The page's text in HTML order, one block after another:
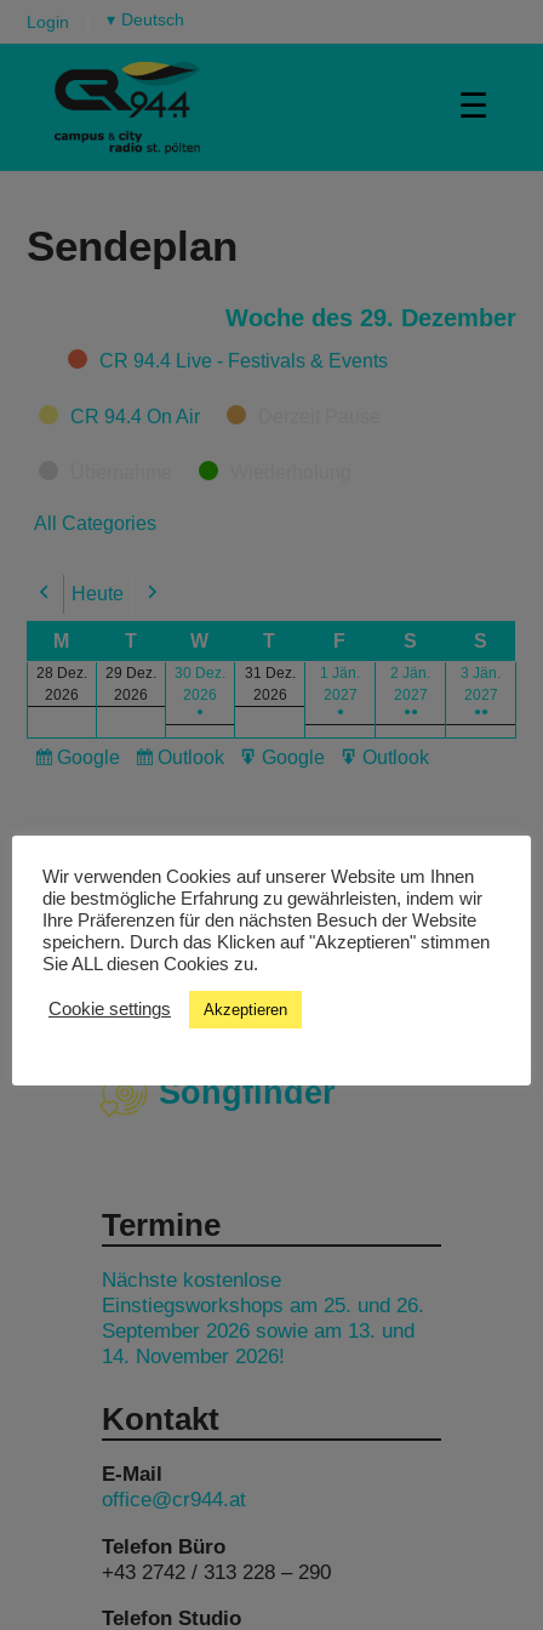
Login ▾
☰
Sendeplan
Woche des 29. Dezember
CategoriesCR 94.4 Live - Festivals & Events
CR 94.4 On Air
All Categories
Previous
Heute Next
M T W T F S S
28 Dez.
2026
29 Dez.
2026
30 Dez.
2026
●
31 Dez.
2026
1 Jän.
2027
●
2 Jän.
2027
●●
3 Jän.
2027
●●
Subscribe
Google
Subscribe
Outlook
Export
Google
Export
Outlook
Livestream
Studiochat
Songfinder
Termine
Nächste kostenlose
Einstiegsworkshops am 25. und 26.
September 2026 sowie am 13. und
14. November 2026!
Kontakt
E-Mail
office@cr944.at
Telefon Büro
+43 2742 / 313 228 – 290
Telefon Studio
Wir verwenden Cookies auf unserer Website um Ihnen
die bestmögliche Erfahrung zu gewährleisten, indem wir
Ihre Präferenzen für den nächsten Besuch der Website
speichern. Durch das Klicken auf "Akzeptieren" stimmen
Sie ALL diesen Cookies zu.
Cookie settings Akzeptieren